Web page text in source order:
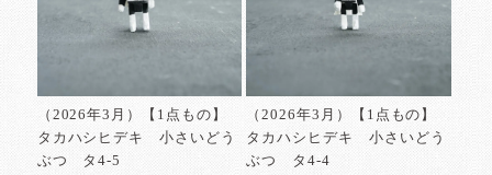
（2026年3月）【1点もの】
タカハシヒデキ 小さいどう
ぶつ タ4-5
（2026年3月）【1点もの】
タカハシヒデキ 小さいどう
ぶつ タ4-4